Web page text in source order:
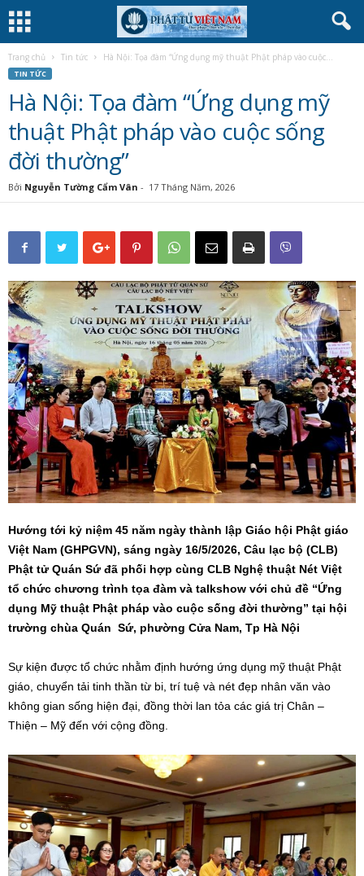
Trang chủ Tin tức Hà Nội: Tọa đàm “Ứng dụng mỹ thuật Phật pháp vào cuộc...
TIN TỨC
Hà Nội: Tọa đàm “Ứng dụng mỹ
thuật Phật pháp vào cuộc sống
đời thường”
Bởi Nguyễn Tường Cẩm Vân - 17 Tháng Năm, 2026
Hướng tới kỷ niệm 45 năm ngày thành lập Giáo hội Phật giáo
Việt Nam (GHPGVN), sáng ngày 16/5/2026, Câu lạc bộ (CLB)
Phật tử Quán Sứ đã phối hợp cùng CLB Nghệ thuật Nét Việt
tổ chức chương trình tọa đàm và talkshow với chủ đề “Ứng
dụng Mỹ thuật Phật pháp vào cuộc sống đời thường” tại hội
trường chùa Quán Sứ, phường Cửa Nam, Tp Hà Nội
Sự kiện được tổ chức nhằm định hướng ứng dụng mỹ thuật Phật
giáo, chuyển tải tinh thần từ bi, trí tuệ và nét đẹp nhân văn vào
không gian sống hiện đại, đồng thời lan tỏa các giá trị Chân –
Thiện – Mỹ đến với cộng đồng.